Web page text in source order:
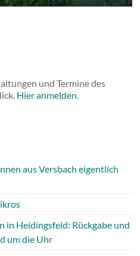
und Termine des
Hier anmelden.
aus Versbach eigentlich
in Heidingsfeld: Rückgabe und
um die Uhr